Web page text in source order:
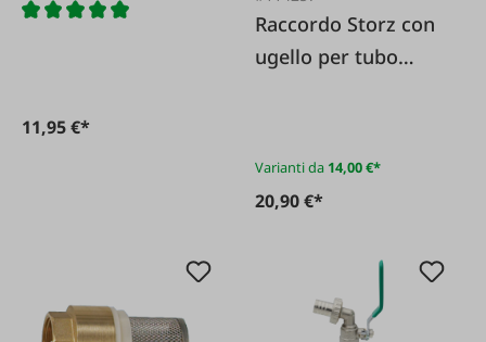
11,95 €*
Raccordo Storz con
ugello per tubo
Varianti da 14,00 €*
20,90 €*